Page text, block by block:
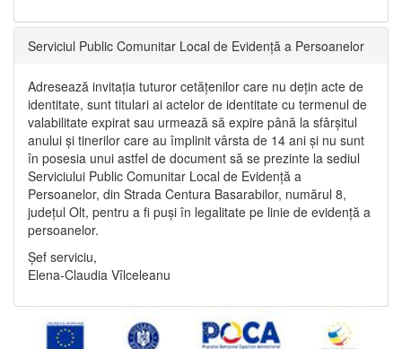
Serviciul Public Comunitar Local de Evidență a Persoanelor
Adresează invitația tuturor cetățenilor care nu dețin acte de
identitate, sunt titulari ai actelor de identitate cu termenul de
valabilitate expirat sau urmează să expire până la sfârșitul
anului și tinerilor care au împlinit vârsta de 14 ani și nu sunt
în posesia unui astfel de document să se prezinte la sediul
Serviciului Public Comunitar Local de Evidență a
Persoanelor, din Strada Centura Basarabilor, numărul 8,
județul Olt, pentru a fi puși în legalitate pe linie de evidență a
persoanelor.
Șef serviciu,
Elena-Claudia Vîlceleanu